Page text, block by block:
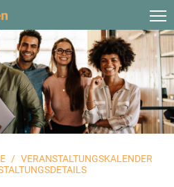
VERANSTALTUNGSKALENDER